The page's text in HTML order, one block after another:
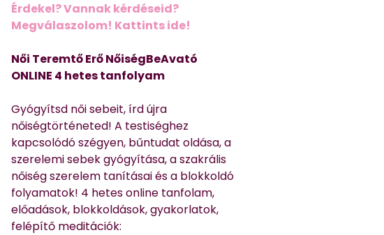
Érdekel? Vannak kérdéseid?
Megválaszolom! Kattints ide!
Női Teremtő Erő NőiségBeAvató
ONLINE 4 hetes tanfolyam
Gyógyítsd női sebeit, írd újra
nőiségtörténeted! A testiséghez
kapcsolódó szégyen, bűntudat oldása, a
szerelemi sebek gyógyítása, a szakrális
nőiség szerelem tanításai és a blokkoldó
folyamatok! 4 hetes online tanfolam,
előadások, blokkoldások, gyakorlatok,
felépítő meditációk: